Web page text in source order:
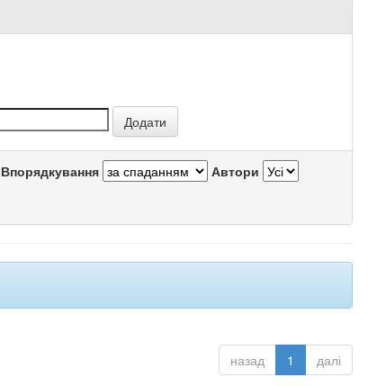
Впорядкування Автори
назад 1 далі